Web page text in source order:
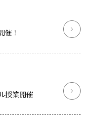
催！
授業開催